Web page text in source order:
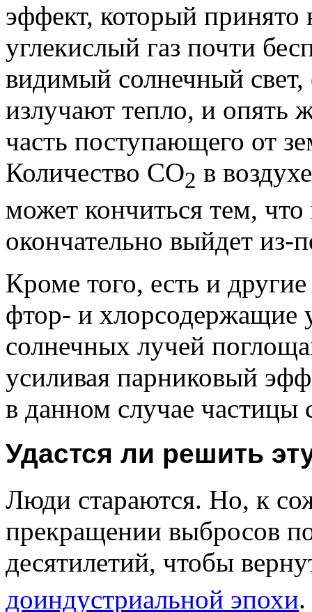
эффект, который
углекислый газ почти
видимый солнечный свет,
излучают тепло, и опять
часть поступающего от
Количество CO2 в
может кончиться тем,
окончательно выйдет из-
Кроме того, есть и
фтор- и хлорсодержащие
солнечных лучей
усиливая парниковый
в данном случае частицы
Удастся ли решить
Люди стараются. Но, к
прекращении выбросов
десятилетий, чтобы
доиндустриальной эпохи.